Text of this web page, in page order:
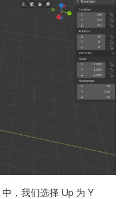
中，我们选择 Up 为 Y